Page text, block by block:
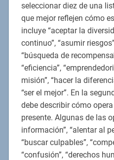
seleccionar diez de una
que mejor reflejen cómo
incluye “aceptar la
continuo”, “asumir
“búsqueda de
“eficiencia”,
misión”, “hacer la
“ser el mejor”. En la
debe describir cómo
presente. Algunas de las
información”, “alentar al
“buscar culpables”,
“confusión”, “derechos